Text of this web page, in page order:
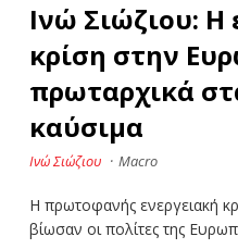
Ινώ Σιώζιου: Η
κρίση στην
πρωταρχικά
καύσιμα
Ινώ Σιώζιου · Macro
Η πρωτοφανής ενεργειακή
βίωσαν οι πολίτες της